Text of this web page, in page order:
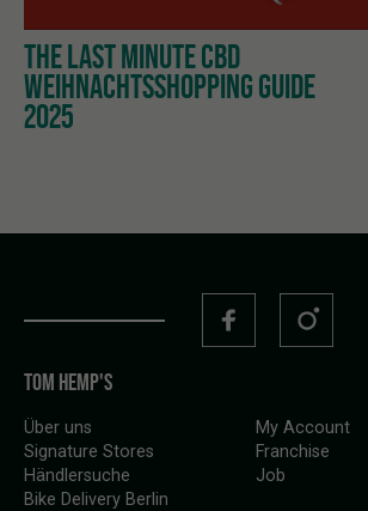
THE LAST MINUTE CBD
WEIHNACHTSSHOPPING GUIDE
2025
TOM HEMP'S
Über uns
Signature Stores
Händlersuche
Bike Delivery Berlin
My Account
Franchise
Job